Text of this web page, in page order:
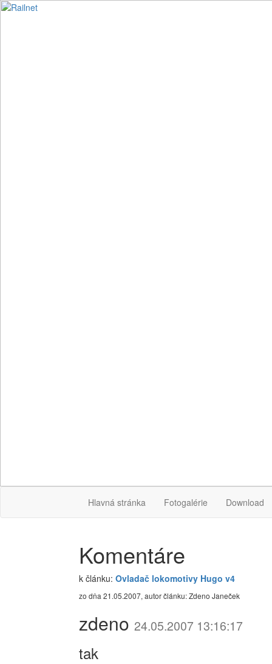
Hlavná stránka Fotogalérie Download
Komentáre
k článku: Ovladač lokomotivy Hugo v4
zo dňa 21.05.2007, autor článku: Zdeno Janeček
zdeno 24.05.2007 13:16:17
tak